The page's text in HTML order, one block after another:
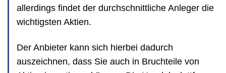
allerdings findet der durchschnittliche Anleger die
wichtigsten Aktien.
Der Anbieter kann sich hierbei dadurch
auszeichnen, dass Sie auch in Bruchteile von